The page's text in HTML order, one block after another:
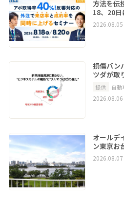
方法を伝
18、20
損傷バン
ツダが取
提供 自動
オールデ
ン東京お